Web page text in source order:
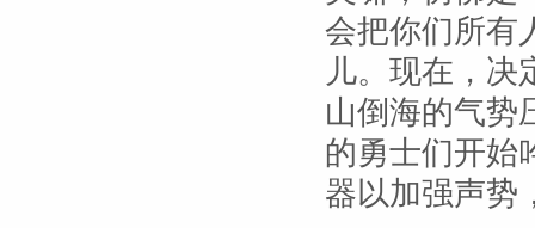
会把你们所有
儿。现在，决
山倒海的气势
的勇士们开始
器以加强声势